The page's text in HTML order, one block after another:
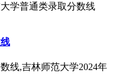
学普通类录取分数线
线,吉林师范大学2024年